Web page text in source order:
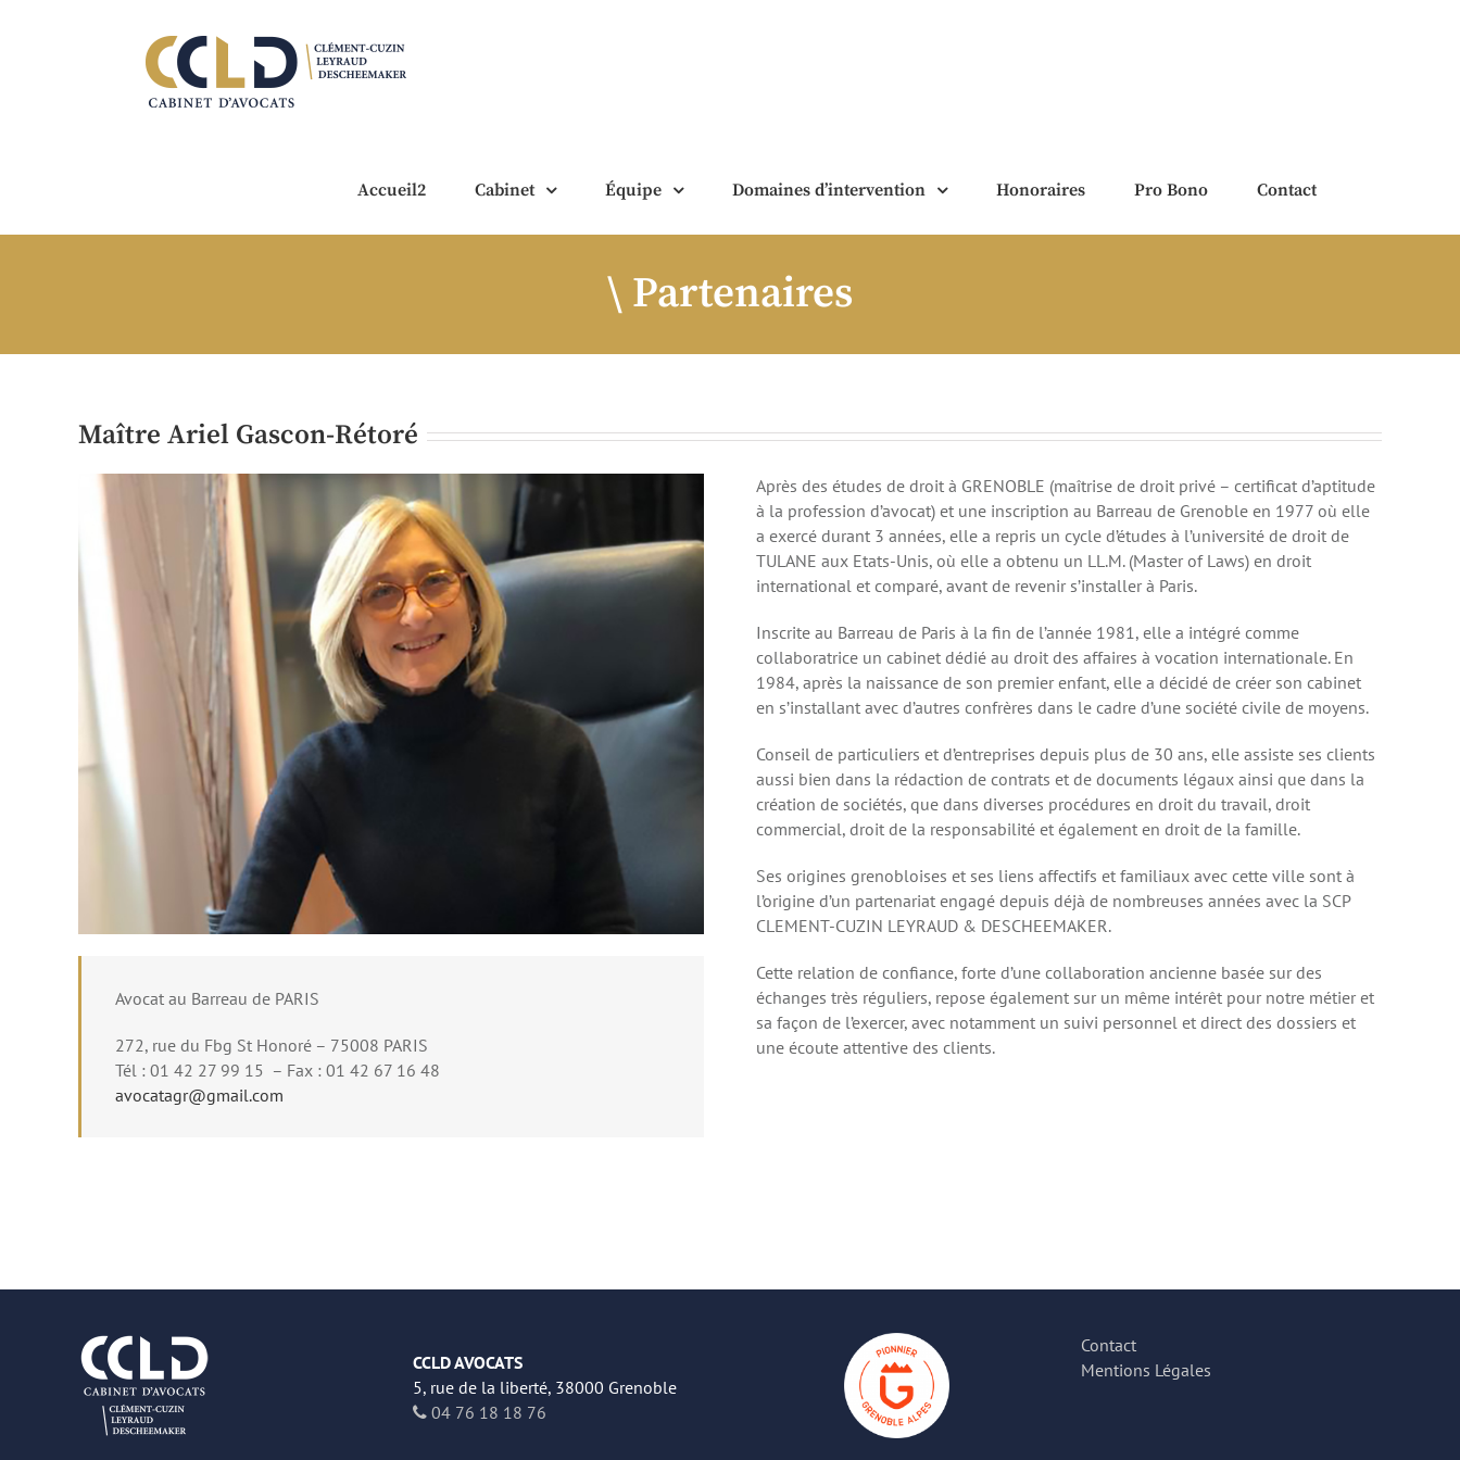
Accueil2 Cabinet Équipe Domaines d’intervention Honoraires Pro Bono Contact
Partenaires
Maître Ariel Gascon-Rétoré
Avocat au Barreau de PARIS
272, rue du Fbg St Honoré – 75008 PARIS
Tél : 01 42 27 99 15 – Fax : 01 42 67 16 48
avocatagr@gmail.com
Après des études de droit à GRENOBLE (maîtrise de droit privé – certificat d’aptitude
à la profession d’avocat) et une inscription au Barreau de Grenoble en 1977 où elle
a exercé durant 3 années, elle a repris un cycle d’études à l’université de droit de
TULANE aux Etats-Unis, où elle a obtenu un LL.M. (Master of Laws) en droit
international et comparé, avant de revenir s’installer à Paris.
Inscrite au Barreau de Paris à la fin de l’année 1981, elle a intégré comme
collaboratrice un cabinet dédié au droit des affaires à vocation internationale. En
1984, après la naissance de son premier enfant, elle a décidé de créer son cabinet
en s’installant avec d’autres confrères dans le cadre d’une société civile de moyens.
Conseil de particuliers et d’entreprises depuis plus de 30 ans, elle assiste ses clients
aussi bien dans la rédaction de contrats et de documents légaux ainsi que dans la
création de sociétés, que dans diverses procédures en droit du travail, droit
commercial, droit de la responsabilité et également en droit de la famille.
Ses origines grenobloises et ses liens affectifs et familiaux avec cette ville sont à
l’origine d’un partenariat engagé depuis déjà de nombreuses années avec la SCP
CLEMENT-CUZIN LEYRAUD & DESCHEEMAKER.
Cette relation de confiance, forte d’une collaboration ancienne basée sur des
échanges très réguliers, repose également sur un même intérêt pour notre métier et
sa façon de l’exercer, avec notamment un suivi personnel et direct des dossiers et
une écoute attentive des clients.
CCLD AVOCATS
5, rue de la liberté, 38000 Grenoble
04 76 18 18 76
Contact
Mentions Légales